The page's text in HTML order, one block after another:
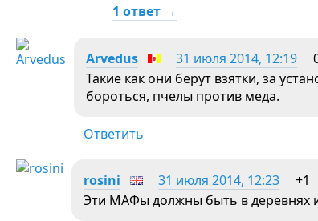
1 ответ →
Arvedus 31 июля 2014, 12:19
Такие как они берут взятки, за
бороться, пчелы против меда.
Ответить
rosini 31 июля 2014, 12:23
+1
Эти МАФы должны быть в деревнях